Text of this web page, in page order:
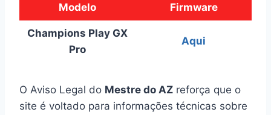
Modelo Firmware
Champions Play GX
Pro
Aqui
O Aviso Legal do Mestre do AZ reforça que o
site é voltado para informações técnicas sobre